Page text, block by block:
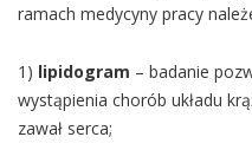
ramach medycyny pracy
1) lipidogram – badanie
wystąpienia chorób układu
zawał serca;